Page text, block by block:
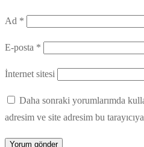
Ad *
E-posta *
İnternet sitesi
Daha sonraki yorumlarımda
adresim ve site adresim bu